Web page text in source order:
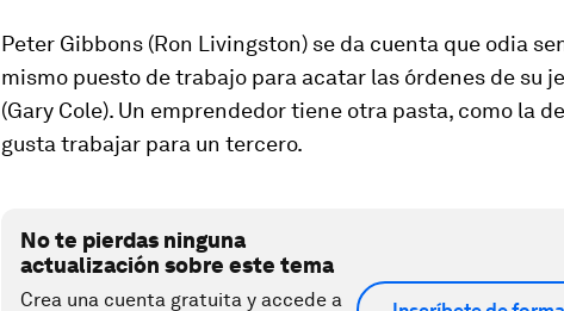
Peter Gibbons (Ron Livingston) se da cuenta que odia
mismo puesto de trabajo para acatar las órdenes de su
(Gary Cole). Un emprendedor tiene otra pasta, como la
gusta trabajar para un tercero.
No te pierdas ninguna
actualización sobre este tema
Crea una cuenta gratuita y accede a